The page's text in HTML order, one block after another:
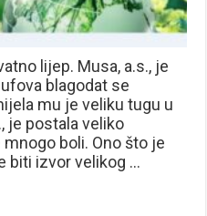
lijep. Musa, a.s., je
blagodat se
mu je veliku tugu u
je postala veliko
boli. Ono što je
biti izvor velikog …